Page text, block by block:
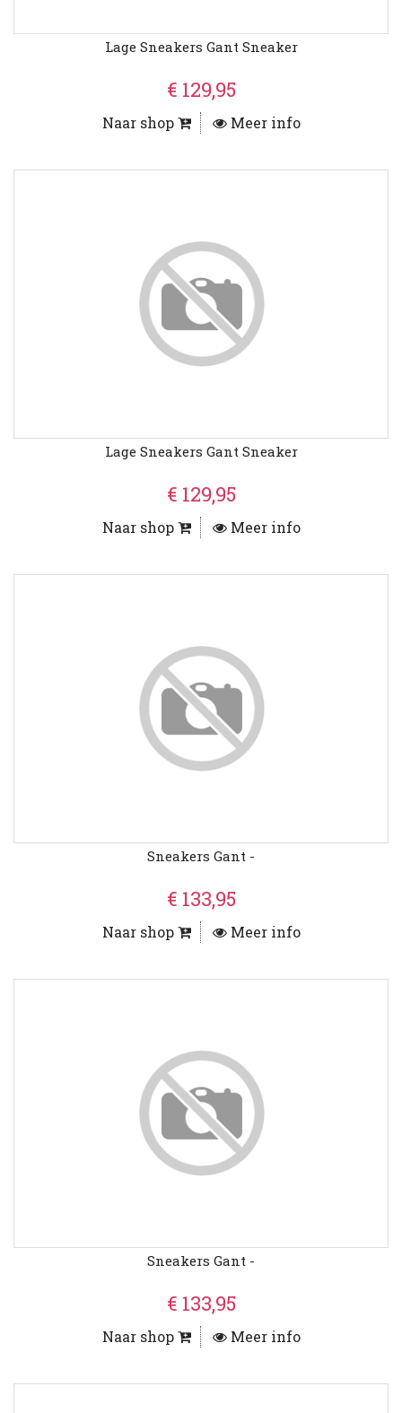
Lage Sneakers Gant Sneaker
€ 129,95
Naar shop Meer info
Lage Sneakers Gant Sneaker
€ 129,95
Naar shop Meer info
Sneakers Gant -
€ 133,95
Naar shop Meer info
Sneakers Gant -
€ 133,95
Naar shop Meer info